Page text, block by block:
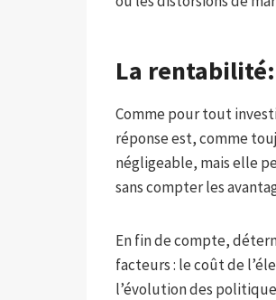
La
Comme pour tout
réponse est, comme
négligeable, mais elle
sans compter les
En fin de compte,
facteurs : le coût de
l’évolution des